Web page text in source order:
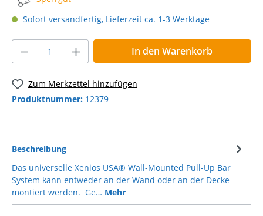
Sofort versandfertig, Lieferzeit ca. 1-3 Werktage
In den Warenkorb
Zum Merkzettel hinzufügen
Produktnummer: 12379
Beschreibung
Das universelle Xenios USA® Wall-Mounted Pull-Up Bar
System kann entweder an der Wand oder an der Decke
montiert werden. Ge… Mehr